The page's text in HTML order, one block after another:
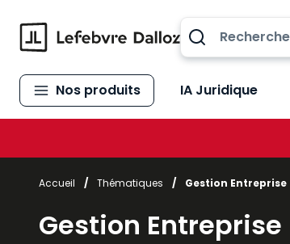
Nos produits IA Juridique
Accueil / Thématiques / Gestion Entreprise
Gestion Entreprise